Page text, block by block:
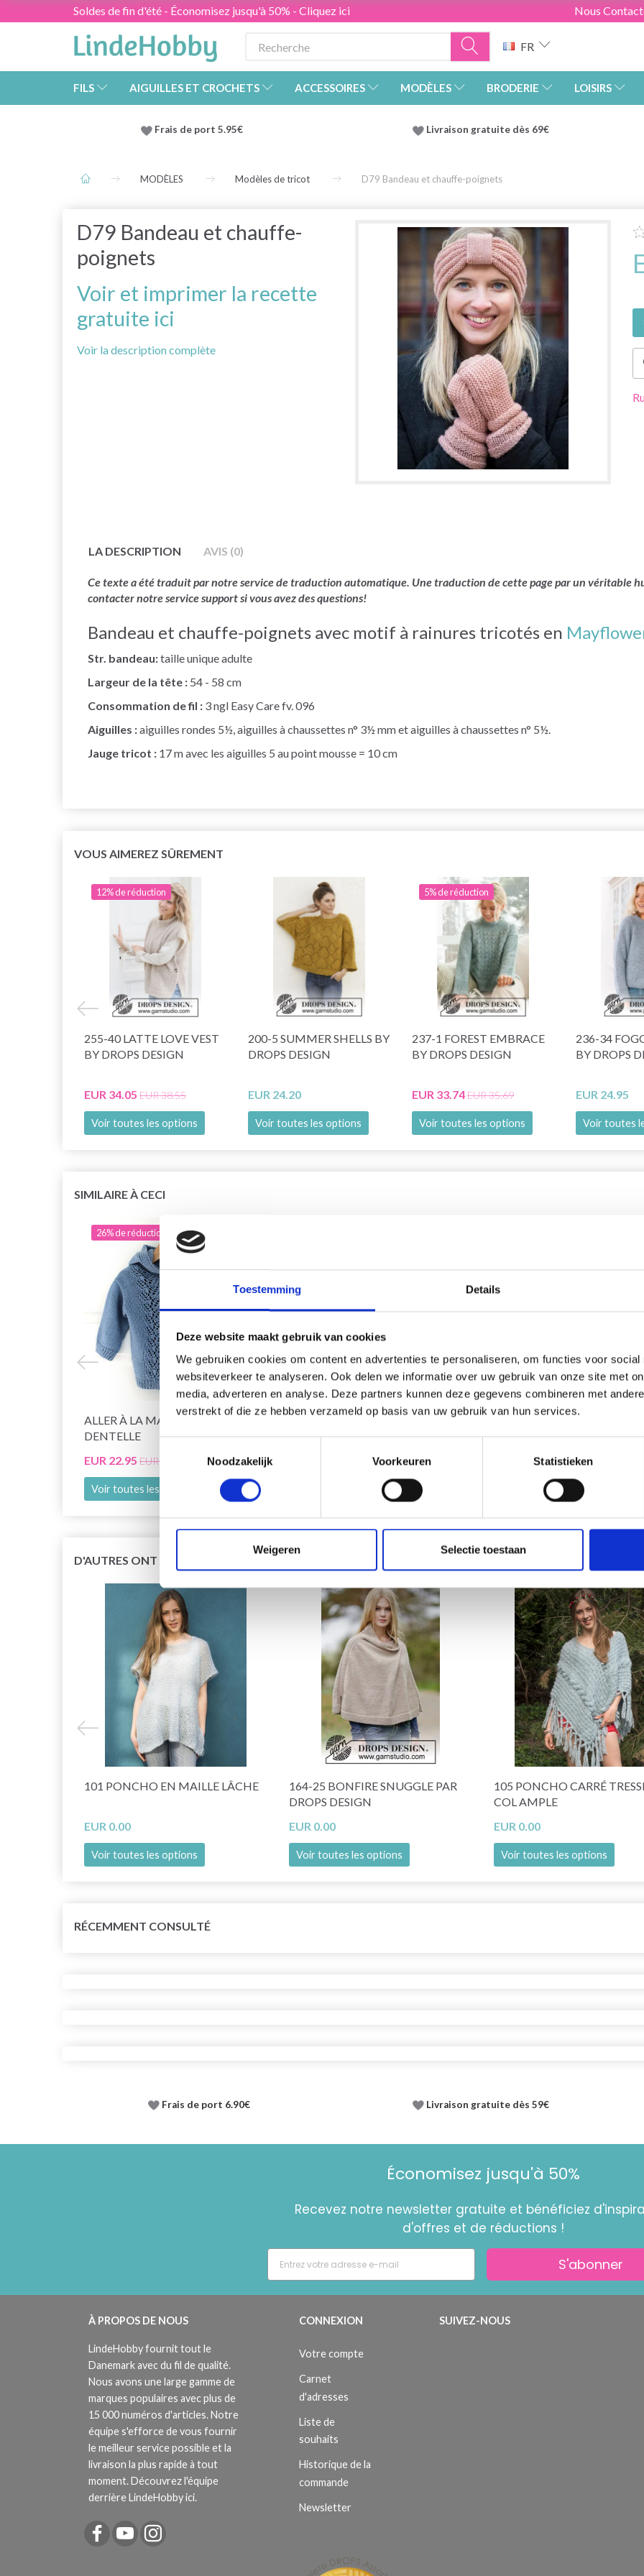
Toestemming Details
Deze website maakt gebruik van cookies
We gebruiken cookies om content en advertenties te personaliseren, om functies voor social
websiteverkeer te analyseren. Ook delen we informatie over uw gebruik van onze site met
media, adverteren en analyse. Deze partners kunnen deze gegevens combineren met
verstrekt of die ze hebben verzameld op basis van uw gebruik van hun services.
Noodzakelijk
Voorkeuren Statistieken
Weigeren Selectie toestaan
Soldes de fin d'été - Économisez jusqu'à 50% - Cliquez ici Nous
FR
FILS AIGUILLES ET CROCHETS ACCESSOIRES MODÈLES BRODERIE LOISIRS
Frais de port 5.95€ Livraison gratuite dès 69€
MODÈLES Modèles de tricot D79 Bandeau et chauffe-poignets
D79 Bandeau et chauffe-
poignets
Voir et imprimer la recette
gratuite ici
Voir la description complète
LA DESCRIPTION AVIS (0)
Ce texte a été traduit par notre service de traduction automatique. Une traduction de cette page par un véritable
contacter notre service support si vous avez des questions!
Bandeau et chauffe-poignets avec motif à rainures tricotés en
Str. bandeau:taille unique adulte
Largeur de la tête : 54 - 58 cm
Consommation de fil : 3 ngl Easy Care fv. 096
Aiguilles :aiguilles rondes 5½, aiguilles à chaussettes n° 3½ mm et aiguilles à chaussettes n° 5½.
Jauge tricot : 17 m avec les aiguilles 5 au point mousse = 10 cm
VOUS AIMEREZ SÛREMENT
12% de réduction
255-40 LATTE LOVE VEST
BY DROPS DESIGN
EUR 34.05 EUR 38.55
Voir toutes les options
200-5 SUMMER SHELLS BY
DROPS DESIGN
EUR 24.20
Voir toutes les options
5% de réduction
237-1 FOREST EMBRACE
BY DROPS DESIGN
EUR 33.74EUR 35.69
Voir toutes les options
236-34
BY DROPS
EUR 24.95
Voir toutes
SIMILAIRE À CECI
26% de réduction
ALLER À LA MAIN À CAPUCHE
DENTELLE
EUR 22.95 EUR 31.05
Voir toutes les options
GO HANDMADE CARDIGAN
VOLANT
EUR 26.04
Voir toutes les options
ALLER À LA MAIN CHEMISIER
CLASSIQUE
EUR 22.24EUR 29.84
Voir toutes les options
D'AUTRES ONT ÉGALEMENT
101 PONCHO EN MAILLE LÂCHE
EUR 0.00
Voir toutes les options
164-25 BONFIRE SNUGGLE PAR
DROPS DESIGN
EUR 0.00
Voir toutes les options
105 PONCHO CARRÉ
COL AMPLE
EUR 0.00
Voir toutes les options
RÉCEMMENT CONSULTÉ
Frais de port 6.90€ Livraison gratuite dès 59€
Économisez jusqu'à 50%
Recevez notre newsletter gratuite et bénéficiez
d'offres et de réductions !
S'abonner
À PROPOS DE NOUS
LindeHobby fournit tout le
Danemark avec du fil de qualité.
Nous avons une large gamme de
marques populaires avec plus de
15 000 numéros d'articles. Notre
équipe s'efforce de vous fournir
le meilleur service possible et la
livraison la plus rapide à tout
moment. Découvrez l'équipe
derrière LindeHobby ici.
CONNEXION
Votre compte
Carnet
d'adresses
Liste de
souhaits
Historique de la
commande
Newsletter
SUIVEZ-NOUS
Économisez jusqu'à 50 %
offres limitées en vous inscrivant à notre
newsletter gratuite !
Oui, inscrivez-moi !
Wil je liever nieuws ontvangen over onze
Ja, graag!